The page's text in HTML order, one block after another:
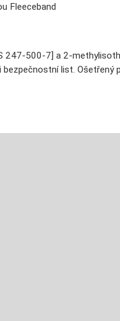
Fleeceband
247-500-7] a 2-
list.